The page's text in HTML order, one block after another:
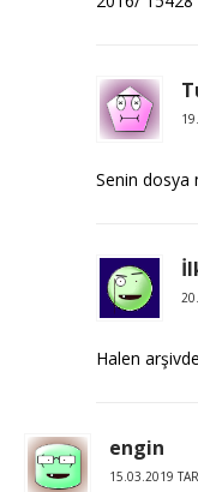
Senin dosya
Halen
engin
15.03.2019